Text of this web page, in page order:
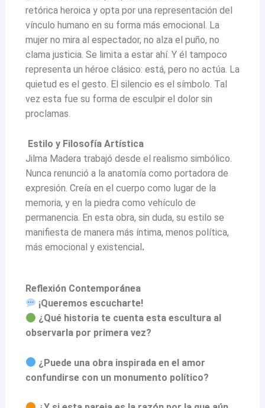
retórica heroica y opta por una representación del
vínculo humano en su forma más emocional. La
mujer no mira al espectador, no alza el puño, no
clama justicia. Se limita a estar ahí. Y él tampoco
representa un héroe clásico: está, pero no actúa. La
quietud es el gesto. El silencio es el símbolo. Tal
vez esta fue su forma de esculpir el dolor sin
proclamas.
Estilo y Filosofía Artística
Jilma Madera trabajó desde el realismo simbólico.
Nunca renunció a la anatomía como portadora de
expresión. Creía en el cuerpo como lugar de la
memoria, y en la piedra como vehículo de
permanencia. En esta obra, sin duda, su estilo se
manifiesta de manera más íntima, menos política,
más emocional y existencial.
Reflexión Contemporánea
¡Queremos escucharte!
¿Qué historia te cuenta esta escultura al
observarla por primera vez?
¿Puede una obra inspirada en el amor
confundirse con un monumento político?